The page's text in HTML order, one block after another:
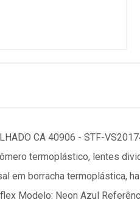
CA 40906 - STF-
termoplástico, lentes
em borracha termoplástica,
Modelo: Neon Azul